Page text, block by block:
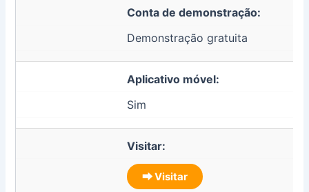
Conta de demonstração:
Demonstração gratuita
Aplicativo móvel:
Sim
Visitar:
⮕ Visitar